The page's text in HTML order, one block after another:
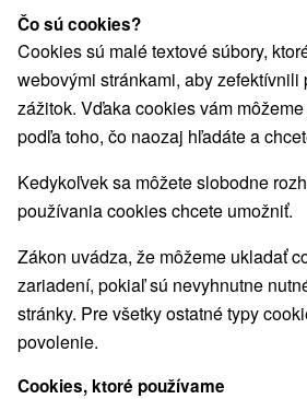
Romantické pobyty
Rodinné pobyty(7)
Vyberte lokalitu alebo termín
Najpredávanejšie
1.
Čo sú cookies?
Cookies sú malé textové súbory,
webovými stránkami, aby zefektívnili
zážitok. Vďaka cookies vám
podľa toho, čo naozaj hľadáte a
Kedykoľvek sa môžete slobodne
používania cookies chcete umožniť.
Zákon uvádza, že môžeme ukladať
zariadení, pokiaľ sú nevyhnutne
stránky. Pre všetky ostatné typy
povolenie.
Cookies, ktoré používame